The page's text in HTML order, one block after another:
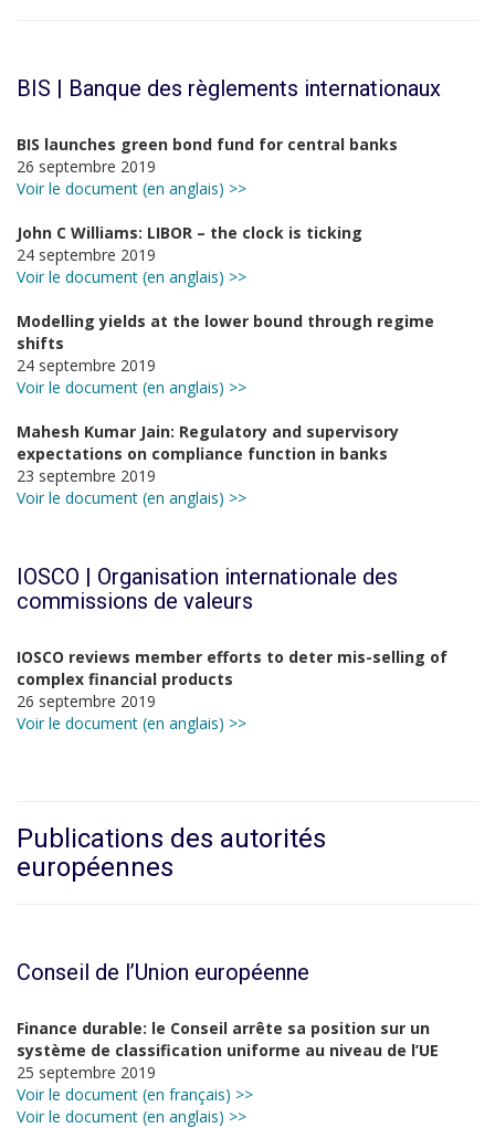
BIS | Banque des règlements internationaux
BIS launches green bond fund for central banks
26 septembre 2019
Voir le document (en anglais) >>
John C Williams: LIBOR – the clock is ticking
24 septembre 2019
Voir le document (en anglais) >>
Modelling yields at the lower bound through regime
shifts
24 septembre 2019
Voir le document (en anglais) >>
Mahesh Kumar Jain: Regulatory and supervisory
expectations on compliance function in banks
23 septembre 2019
Voir le document (en anglais) >>
IOSCO | Organisation internationale des
commissions de valeurs
IOSCO reviews member efforts to deter mis-selling of
complex financial products
26 septembre 2019
Voir le document (en anglais) >>
Publications des autorités
européennes
Conseil de l’Union européenne
Finance durable: le Conseil arrête sa position sur un
système de classification uniforme au niveau de l’UE
25 septembre 2019
Voir le document (en français) >>
Voir le document (en anglais) >>